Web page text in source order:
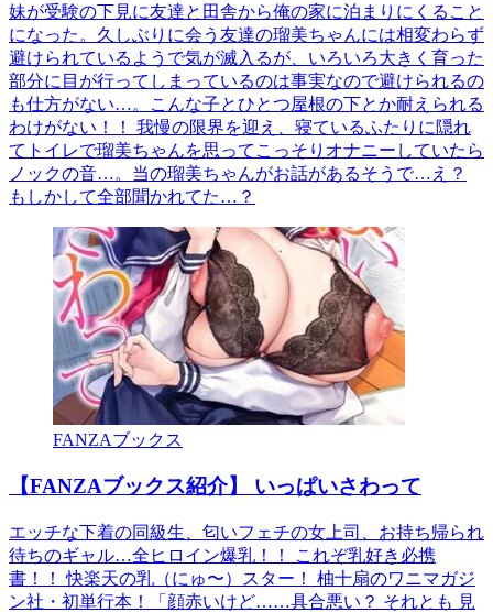
妹が受験の下見に友達と田舎から俺の家に泊まりにくること
になった。久しぶりに会う友達の瑠美ちゃんには相変わらず
避けられているようで気が滅入るが、いろいろ大きく育った
部分に目が行ってしまっているのは事実なので避けられるの
も仕方がない…。こんな子とひとつ屋根の下とか耐えられる
わけがない！！ 我慢の限界を迎え、寝ているふたりに隠れ
てトイレで瑠美ちゃんを思ってこっそりオナニーしていたら
ノックの音…。当の瑠美ちゃんがお話があるそうで…え？
もしかして全部聞かれてた…？
FANZAブックス
【FANZAブックス紹介】 いっぱいさわって
エッチな下着の同級生、匂いフェチの女上司、お持ち帰られ
待ちのギャル…全ヒロイン爆乳！！ これぞ乳好き必携
書！！ 快楽天の乳（にゅ〜）スター！ 柚十扇のワニマガジ
ン社・初単行本！「顔赤いけど……具合悪い？ それとも 見